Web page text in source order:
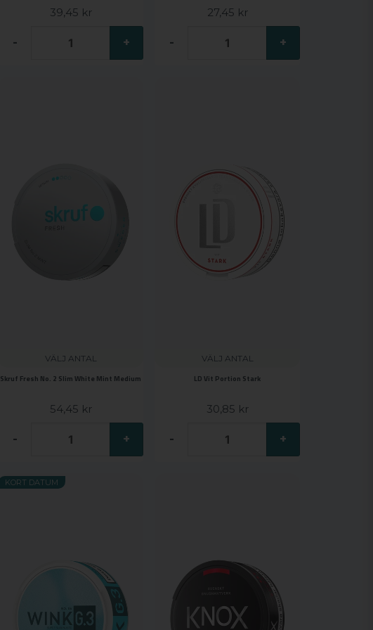
39,45 kr
- +
27,45 kr
- +
VÄLJ ANTAL
Skruf Fresh No. 2 Slim White Mint Medium
54,45 kr
- +
VÄLJ ANTAL
LD Vit Portion Stark
30,85 kr
- +
KORT DATUM